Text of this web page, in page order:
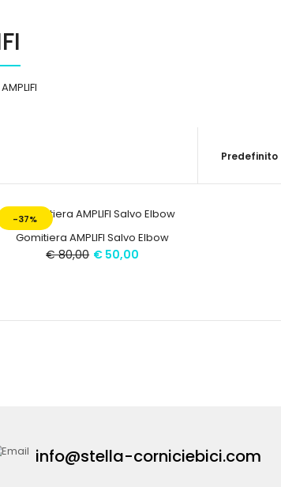
AMPLIFI
-37%
Gomitiera AMPLIFI Salvo Elbow
€ 80,00 € 50,00
info@stella-corniciebici.com